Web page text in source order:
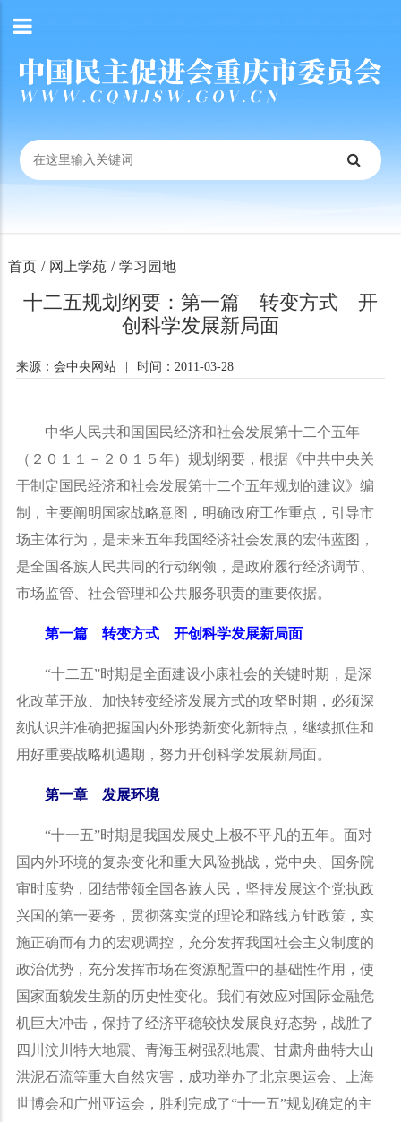
首页 / 网上学苑 / 学习园地
十二五规划纲要：第一篇 转变方式 开
创科学发展新局面
来源：会中央网站 时间：2011-03-28
中华人民共和国国民经济和社会发展第十二个五年
（２０１１－２０１５年）规划纲要，根据《中共中央关
于制定国民经济和社会发展第十二个五年规划的建议》编
制，主要阐明国家战略意图，明确政府工作重点，引导市
场主体行为，是未来五年我国经济社会发展的宏伟蓝图，
是全国各族人民共同的行动纲领，是政府履行经济调节、
市场监管、社会管理和公共服务职责的重要依据。
第一篇 转变方式 开创科学发展新局面
“十二五”时期是全面建设小康社会的关键时期，是深
化改革开放、加快转变经济发展方式的攻坚时期，必须深
刻认识并准确把握国内外形势新变化新特点，继续抓住和
用好重要战略机遇期，努力开创科学发展新局面。
第一章 发展环境
“十一五”时期是我国发展史上极不平凡的五年。面对
国内外环境的复杂变化和重大风险挑战，党中央、国务院
审时度势，团结带领全国各族人民，坚持发展这个党执政
兴国的第一要务，贯彻落实党的理论和路线方针政策，实
施正确而有力的宏观调控，充分发挥我国社会主义制度的
政治优势，充分发挥市场在资源配置中的基础性作用，使
国家面貌发生新的历史性变化。我们有效应对国际金融危
机巨大冲击，保持了经济平稳较快发展良好态势，战胜了
四川汶川特大地震、青海玉树强烈地震、甘肃舟曲特大山
洪泥石流等重大自然灾害，成功举办了北京奥运会、上海
世博会和广州亚运会，胜利完成了“十一五”规划确定的主